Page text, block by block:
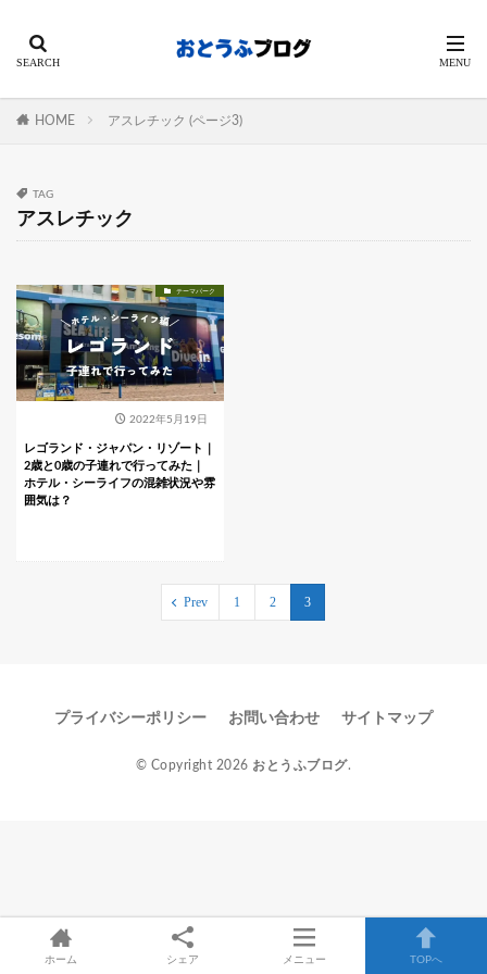
HOME アスレチック (ページ3)
TAG
アスレチック
テーマパーク
2022年5月19日
レゴランド・ジャパン・リゾート｜
2歳と0歳の子連れで行ってみた｜
ホテル・シーライフの混雑状況や雰
囲気は？
Prev 1 2 3
プライバシーポリシー お問い合わせ サイトマップ
© Copyright 2026 おとうふブログ.
ホーム シェア メニュー TOPへ